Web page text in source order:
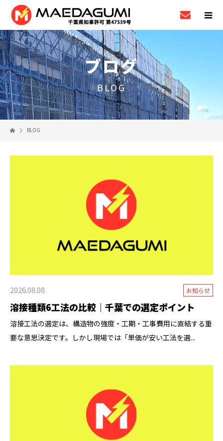
ブログ
BLOG
BLOG
2026.08.08 お知らせ
溶接種類6工法の比較｜千葉での選定ポイント
溶接工法の選定は、構造物の強度・工期・工事費用に直結する重
要な意思決定です。しかし現場では「単価が安い工法を選...